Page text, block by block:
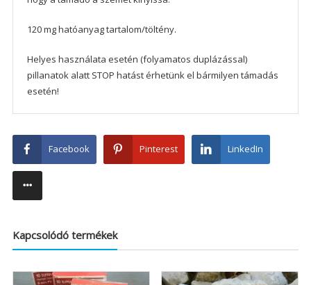
120 mg hatóanyag tartalom/töltény.
Helyes használata esetén (folyamatos duplázással)
pillanatok alatt STOP hatást érhetünk el bármilyen támadás
esetén!
Facebook Pinterest LinkedIn
Kapcsolódó termékek